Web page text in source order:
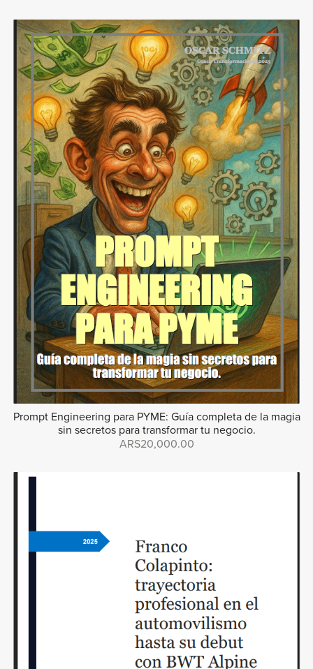
Prompt Engineering para PYME: Guía completa de la magia
sin secretos para transformar tu negocio.
ARS20,000.00